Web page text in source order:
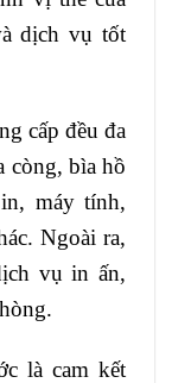
dịch vụ tốt
cấp đều đa
còng, bìa hồ
máy tính,
Ngoài ra,
vụ in ấn,
là cam kết